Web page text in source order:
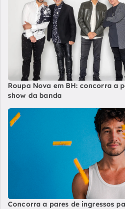
Roupa Nova em BH: concorra a
show da banda
Concorra a pares de ingressos